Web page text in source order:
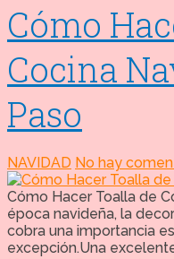
Cómo
Cocina
Paso
NAVIDAD No hay
Cómo Hacer Toalla de
época navideña, la
cobra una importancia
excepción.Una